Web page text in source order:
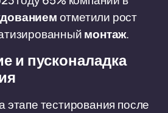
отметили рост
монтаж.
и пусконаладка
этапе тестирования после